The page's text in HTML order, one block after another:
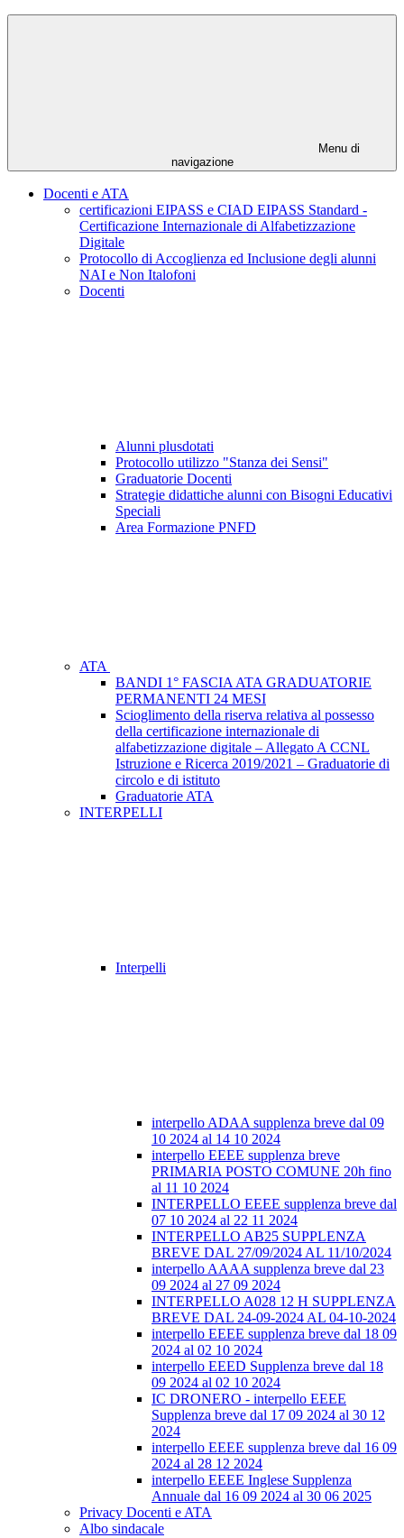
Menu di
navigazione
Docenti e ATA
certificazioni EIPASS e CIAD EIPASS Standard -
Certificazione Internazionale di Alfabetizzazione
Digitale
Protocollo di Accoglienza ed Inclusione degli alunni
NAI e Non Italofoni
Docenti
Alunni plusdotati
Protocollo utilizzo "Stanza dei Sensi"
Graduatorie Docenti
Strategie didattiche alunni con Bisogni Educativi
Speciali
Area Formazione PNFD
ATA
BANDI 1° FASCIA ATA GRADUATORIE
PERMANENTI 24 MESI
Scioglimento della riserva relativa al possesso
della certificazione internazionale di
alfabetizzazione digitale – Allegato A CCNL
Istruzione e Ricerca 2019/2021 – Graduatorie di
circolo e di istituto
Graduatorie ATA
INTERPELLI
Interpelli
interpello ADAA supplenza breve dal 09
10 2024 al 14 10 2024
interpello EEEE supplenza breve
PRIMARIA POSTO COMUNE 20h fino
al 11 10 2024
INTERPELLO EEEE supplenza breve dal
07 10 2024 al 22 11 2024
INTERPELLO AB25 SUPPLENZA
BREVE DAL 27/09/2024 AL 11/10/2024
interpello AAAA supplenza breve dal 23
09 2024 al 27 09 2024
INTERPELLO A028 12 H SUPPLENZA
BREVE DAL 24-09-2024 AL 04-10-2024
interpello EEEE supplenza breve dal 18 09
2024 al 02 10 2024
interpello EEED Supplenza breve dal 18
09 2024 al 02 10 2024
IC DRONERO - interpello EEEE
Supplenza breve dal 17 09 2024 al 30 12
2024
interpello EEEE supplenza breve dal 16 09
2024 al 28 12 2024
interpello EEEE Inglese Supplenza
Annuale dal 16 09 2024 al 30 06 2025
Privacy Docenti e ATA
Albo sindacale